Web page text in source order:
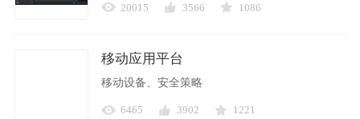
20015 3566 1086
移动应用平台
移动设备、安全策略
6465 3902 1221